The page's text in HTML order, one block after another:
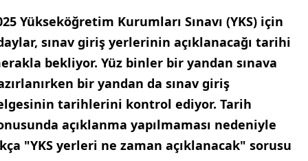
Yükseköğretim Kurumları Sınavı (YKS) için
sınav giriş yerlerinin açıklanacağı tarihi
bekliyor. Yüz binler bir yandan sınava
bir yandan da sınav giriş
tarihlerini kontrol ediyor. Tarih
açıklanma yapılmaması nedeniyle
"YKS yerleri ne zaman açıklanacak" sorusu